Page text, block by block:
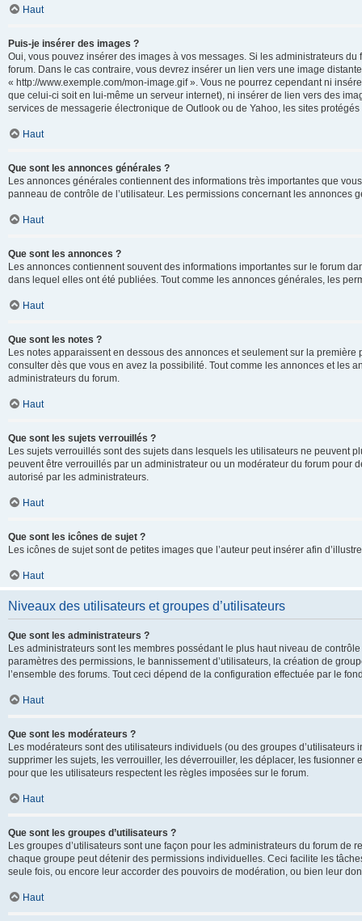
Haut
Puis-je insérer des images ?
Oui, vous pouvez insérer des images à vos messages. Si les administrateurs
forum. Dans le cas contraire, vous devrez insérer un lien vers une image
« http://www.exemple.com/mon-image.gif ». Vous ne pourrez cependant ni
que celui-ci soit en lui-même un serveur internet), ni insérer de lien vers des
services de messagerie électronique de Outlook ou de Yahoo, les sites
Haut
Que sont les annonces générales ?
Les annonces générales contiennent des informations très importantes que
panneau de contrôle de l’utilisateur. Les permissions concernant les annonces
Haut
Que sont les annonces ?
Les annonces contiennent souvent des informations importantes sur le forum
dans lequel elles ont été publiées. Tout comme les annonces générales, les
Haut
Que sont les notes ?
Les notes apparaissent en dessous des annonces et seulement sur la
consulter dès que vous en avez la possibilité. Tout comme les annonces et les
administrateurs du forum.
Haut
Que sont les sujets verrouillés ?
Les sujets verrouillés sont des sujets dans lesquels les utilisateurs ne peuvent
peuvent être verrouillés par un administrateur ou un modérateur du forum pour
autorisé par les administrateurs.
Haut
Que sont les icônes de sujet ?
Les icônes de sujet sont de petites images que l’auteur peut insérer afin
Haut
Niveaux des utilisateurs et groupes d’utilisateurs
Que sont les administrateurs ?
Les administrateurs sont les membres possédant le plus haut niveau de
paramètres des permissions, le bannissement d’utilisateurs, la création de
l’ensemble des forums. Tout ceci dépend de la configuration effectuée par le
Haut
Que sont les modérateurs ?
Les modérateurs sont des utilisateurs individuels (ou des groupes
supprimer les sujets, les verrouiller, les déverrouiller, les déplacer, les
pour que les utilisateurs respectent les règles imposées sur le forum.
Haut
Que sont les groupes d’utilisateurs ?
Les groupes d’utilisateurs sont une façon pour les administrateurs du forum
chaque groupe peut détenir des permissions individuelles. Ceci facilite les
seule fois, ou encore leur accorder des pouvoirs de modération, ou bien leur
Haut